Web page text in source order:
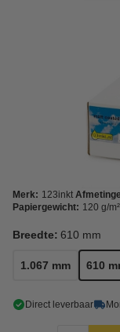
Merk: 123inkt
Papiergewicht: 120 g/m²
Breedte: 610 mm
1.067 mm 610
Direct leverbaar